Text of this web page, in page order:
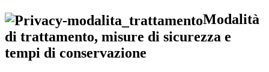
Modalità
di trattamento, misure di sicurezza e
tempi di conservazione